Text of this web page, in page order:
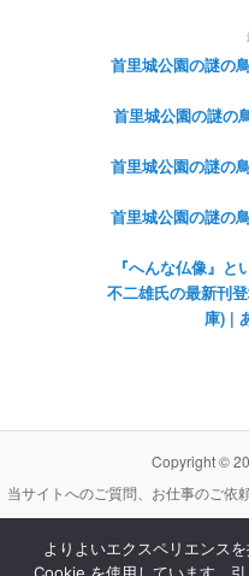
首里城公園の謎の
首里城公園の謎の
首里城公園の謎の
首里城公園の謎の
『へんな仏像』と
不二雄氏の最新刊
庫) |
Copyright ©
当サイトへのご質問、お仕事のご依
よりよいエクスペリエンス